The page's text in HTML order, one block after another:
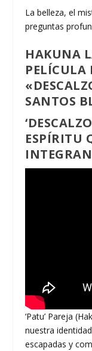
La belleza, el
preguntas
HAKUNA
PELÍCULA
SANTOS
ESPÍRITU
‘Patu’ Pareja
nuestra
escapadas y